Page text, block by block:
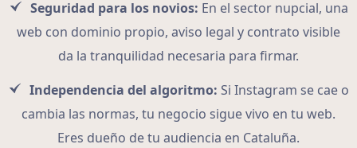
Seguridad para los novios: En el sector nupcial, una
web con dominio propio, aviso legal y contrato visible
da la tranquilidad necesaria para firmar.
Independencia del algoritmo: Si Instagram se cae o
cambia las normas, tu negocio sigue vivo en tu web.
Eres dueño de tu audiencia en Cataluña.